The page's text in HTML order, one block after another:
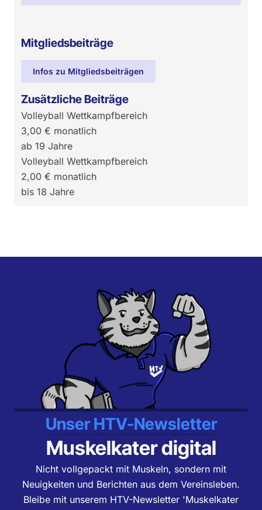
Mitgliedsbeiträge
Infos zu Mitgliedsbeiträgen
Zusätzliche Beiträge
Volleyball Wettkampfbereich
3,00 € monatlich
ab 19 Jahre
Volleyball Wettkampfbereich
2,00 € monatlich
bis 18 Jahre
Unser HTV-Newsletter
Muskelkater digital
Nicht vollgepackt mit Muskeln, sondern mit
Neuigkeiten und Berichten aus dem Vereinsleben.
Bleibe mit unserem HTV-Newsletter 'Muskelkater